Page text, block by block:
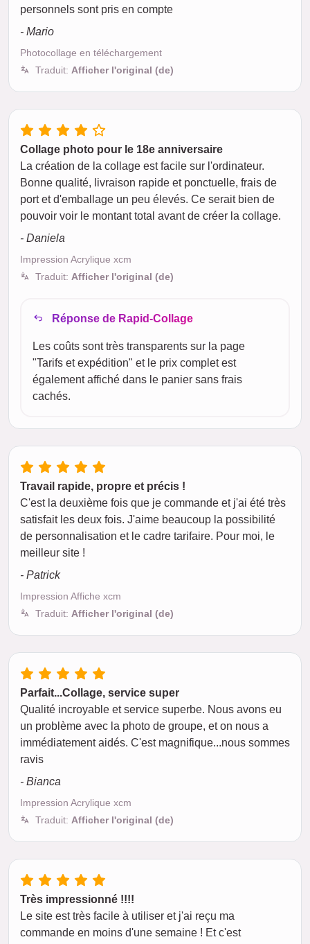
personnels sont pris en compte
- Mario
Photocollage en téléchargement
Traduit: Afficher l'original (de)
Collage photo pour le 18e anniversaire
La création de la collage est facile sur l'ordinateur.
Bonne qualité, livraison rapide et ponctuelle, frais de
port et d'emballage un peu élevés. Ce serait bien de
pouvoir voir le montant total avant de créer la collage.
- Daniela
Impression Acrylique xcm
Traduit: Afficher l'original (de)
Réponse de Rapid-Collage
Les coûts sont très transparents sur la page
"Tarifs et expédition" et le prix complet est
également affiché dans le panier sans frais
cachés.
Travail rapide, propre et précis !
C'est la deuxième fois que je commande et j'ai été très
satisfait les deux fois. J'aime beaucoup la possibilité
de personnalisation et le cadre tarifaire. Pour moi, le
meilleur site !
- Patrick
Impression Affiche xcm
Traduit: Afficher l'original (de)
Parfait...Collage, service super
Qualité incroyable et service superbe. Nous avons eu
un problème avec la photo de groupe, et on nous a
immédiatement aidés. C'est magnifique...nous sommes
ravis
- Bianca
Impression Acrylique xcm
Traduit: Afficher l'original (de)
Très impressionné !!!!
Le site est très facile à utiliser et j'ai reçu ma
commande en moins d'une semaine ! Et c'est